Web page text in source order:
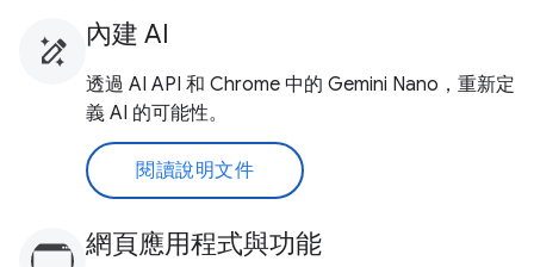
內建 AI
透過 AI API 和 Chrome 中的 Gemini Nano，重新定
義 AI 的可能性。
閱讀說明文件
網頁應用程式與功能